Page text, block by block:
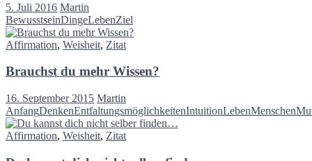
5. Juli 2016 Martin
BewusstseinDingeLebenZiel
Affirmation, Weisheit, Zitat
Brauchst du mehr Wissen?
16. September 2015 Martin
AnfangDenkenEntfaltungsmöglichkeitenIntuitionLebenMenschen
Affirmation, Weisheit, Zitat